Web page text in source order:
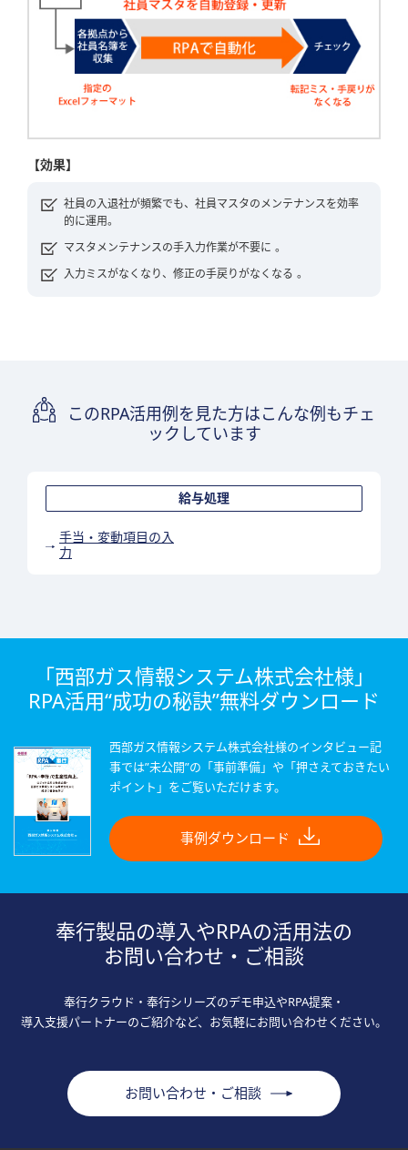
【効果】
社員の入退社が頻繁でも、社員マスタのメンテナンスを効率
的に運用。
マスタメンテナンスの手入力作業が不要に 。
入力ミスがなくなり、修正の手戻りがなくなる 。
このRPA活用例を見た方はこんな例もチェ
ックしています
給与処理
手当・変動項目の入
力
「西部ガス情報システム株式会社様」
RPA活用“成功の秘訣”無料ダウンロード
西部ガス情報システム株式会社様のインタビュー記
事では”未公開”の「事前準備」や「押さえておきたい
ポイント」をご覧いただけます。
事例ダウンロード
奉行製品の導入やRPAの活用法の
お問い合わせ・ご相談
奉行クラウド・奉行シリーズのデモ申込やRPA提案・
導入支援パートナーのご紹介など、お気軽にお問い合わせください。
お問い合わせ・ご相談